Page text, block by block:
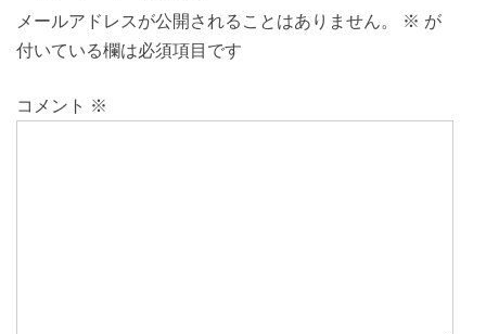
メールアドレスが公開されることはありません。 ※ が
付いている欄は必須項目です
コメント ※